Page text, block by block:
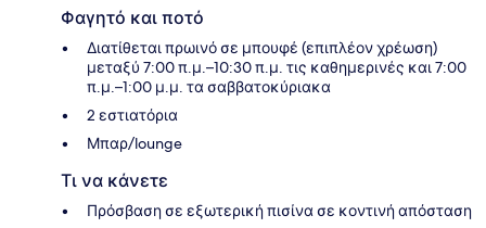
Φαγητό και ποτό
Διατίθεται πρωινό σε μπουφέ (επιπλέον χρέωση)
μεταξύ 7:00 π.μ.–10:30 π.μ. τις καθημερινές και 7:00
π.μ.–1:00 μ.μ. τα σαββατοκύριακα
2 εστιατόρια
Μπαρ/lounge
Τι να κάνετε
Πρόσβαση σε εξωτερική πισίνα σε κοντινή απόσταση